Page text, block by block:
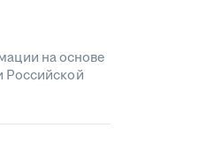
на основе
Российской